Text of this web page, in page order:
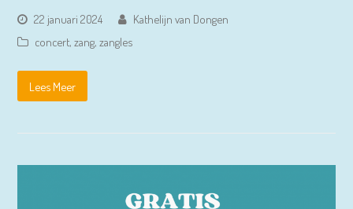
22 januari 2024
Kathelijn van Dongen
concert,zang,zangles
Lees Meer